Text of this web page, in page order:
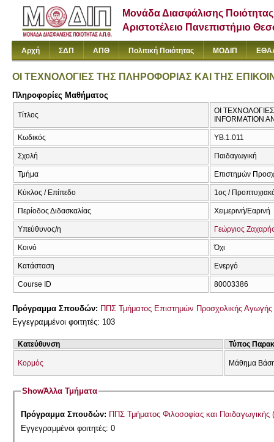
Μονάδα Διασφάλισης Ποιότητας
Αριστοτέλειο Πανεπιστήμιο
Αρχή ΣΔΠ ΑΠΘ Πολιτική Ποιότητας ΜΟΔΙΠ
ΟΙ ΤΕΧΝΟΛΟΓΙΕΣ ΤΗΣ ΠΛΗΡΟΦΟΡΙΑΣ ΚΑΙ ΤΗΣ
Πληροφορίες Μαθήματος
Τίτλος
ΟΙ
INFORMATION
Κωδικός ΥΒ.1.011
Σχολή Παιδαγωγική
Τμήμα Επιστημών
Κύκλος / Επίπεδο 1ος /
Περίοδος Διδασκαλίας Χειμερινή/Εαρινή
Υπεύθυνος/η Γεώργιος
Κοινό Όχι
Κατάσταση Ενεργό
Course ID 80003386
Πρόγραμμα Σπουδών: ΠΠΣ Τμήματος Επιστημών Προσχολικής Αγωγής
Εγγεγραμμένοι φοιτητές: 103
Κατεύθυνση Τύπος
Κορμός Μάθημα
ShowΆλλα Τμήματα
Πρόγραμμα Σπουδών: ΠΠΣ Τμήματος Φιλοσοφίας και Παιδαγωγικής
Εγγεγραμμένοι φοιτητές: 0